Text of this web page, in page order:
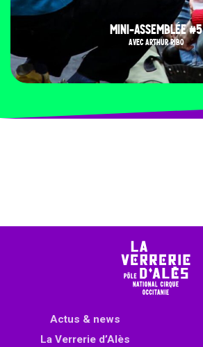
MINI-ASSEMBLÉE #5
AVEC ARTHUR RIBO
Actus & news
La Verrerie d’Alès